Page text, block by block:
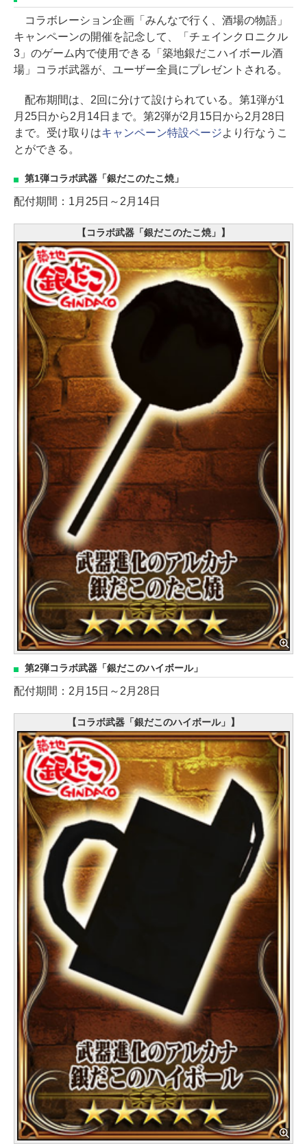
コラボレーション企画「みんなで行く、酒場の物語」
キャンペーンの開催を記念して、「チェインクロニクル
3」のゲーム内で使用できる「築地銀だこハイボール酒
場」コラボ武器が、ユーザー全員にプレゼントされる。
配布期間は、2回に分けて設けられている。第1弾が1
月25日から2月14日まで。第2弾が2月15日から2月28日
まで。受け取りはキャンペーン特設ページより行なうこ
とができる。
第1弾コラボ武器「銀だこのたこ焼」
配付期間：1月25日～2月14日
【コラボ武器「銀だこのたこ焼」】
第2弾コラボ武器「銀だこのハイボール」
配付期間：2月15日～2月28日
【コラボ武器「銀だこのハイボール」】